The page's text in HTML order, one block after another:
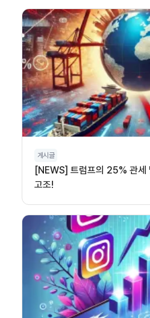
게시글
[NEWS] 트럼프의 25% 관세
고조!